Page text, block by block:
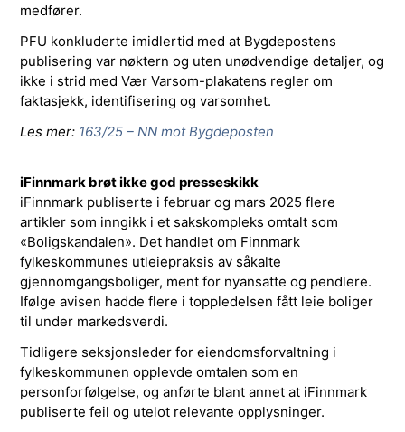
medfører.
PFU konkluderte imidlertid med at Bygdepostens
publisering var nøktern og uten unødvendige detaljer, og
ikke i strid med Vær Varsom-plakatens regler om
faktasjekk, identifisering og varsomhet.
Les mer: 163/25 – NN mot Bygdeposten
iFinnmark brøt ikke god presseskikk
iFinnmark publiserte i februar og mars 2025 flere
artikler som inngikk i et sakskompleks omtalt som
«Boligskandalen». Det handlet om Finnmark
fylkeskommunes utleiepraksis av såkalte
gjennomgangsboliger, ment for nyansatte og pendlere.
Ifølge avisen hadde flere i toppledelsen fått leie boliger
til under markedsverdi.
Tidligere seksjonsleder for eiendomsforvaltning i
fylkeskommunen opplevde omtalen som en
personforfølgelse, og anførte blant annet at iFinnmark
publiserte feil og utelot relevante opplysninger.